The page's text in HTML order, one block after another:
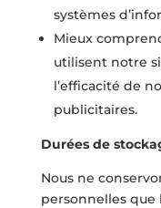
systèmes
Mieux
utilisent notre
l’efficacité de
publicitaires.
Durées de
Nous ne
personnelles que